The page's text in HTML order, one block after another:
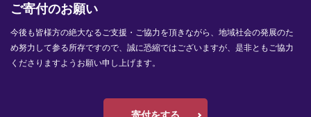
ご寄付のお願い
今後も皆様方の絶大なるご支援・ご協力を頂きながら、地域社会の発展のた
め努力して参る所存ですので、誠に恐縮ではございますが、是非ともご協力
くださりますようお願い申し上げます。
寄付をする